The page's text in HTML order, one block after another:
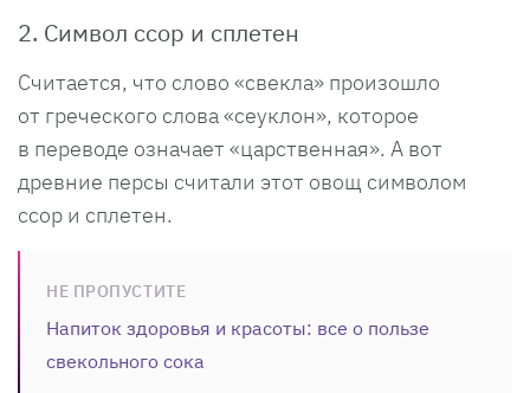
2. Символ ссор и сплетен
Считается, что слово «свекла» произошло
от греческого слова «сеуклон», которое
в переводе означает «царственная». А вот
древние персы считали этот овощ символом
ссор и сплетен.
НЕ ПРОПУСТИТЕ
Напиток здоровья и красоты: все о пользе
свекольного сока